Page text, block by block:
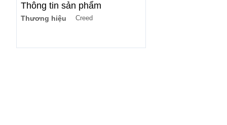
Thông tin sản phẩm
Thương hiệu Creed